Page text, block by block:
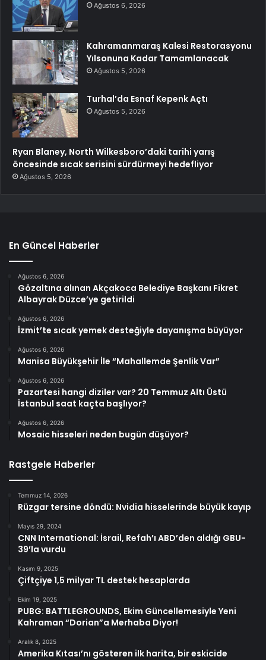
Ağustos 6, 2026
Kahramanmaraş Kalesi Restorasyonu
Yılsonuna Kadar Tamamlanacak
Ağustos 5, 2026
Turhal’da Esnaf Kepenk Açtı
Ağustos 5, 2026
Ryan Blaney, North Wilkesboro’daki tarihi yarış
öncesinde sıcak serisini sürdürmeyi hedefliyor
Ağustos 5, 2026
En Güncel Haberler
Ağustos 6, 2026
Gözaltına alınan Akçakoca Belediye Başkanı Fikret
Albayrak Düzce’ye getirildi
Ağustos 6, 2026
İzmit’te sıcak yemek desteğiyle dayanışma büyüyor
Ağustos 6, 2026
Manisa Büyükşehir İle “Mahallemde Şenlik Var”
Ağustos 6, 2026
Pazartesi hangi diziler var? 20 Temmuz Altı Üstü
İstanbul saat kaçta başlıyor?
Ağustos 6, 2026
Mosaic hisseleri neden bugün düşüyor?
Rastgele Haberler
Temmuz 14, 2026
Rüzgar tersine döndü: Nvidia hisselerinde büyük kayıp
Mayıs 29, 2024
CNN International: İsrail, Refah’ı ABD’den aldığı GBU-
39’la vurdu
Kasım 9, 2025
Çiftçiye 1,5 milyar TL destek hesaplarda
Ekim 19, 2025
PUBG: BATTLEGROUNDS, Ekim Güncellemesiyle Yeni
Kahraman “Dorian”a Merhaba Diyor!
Aralık 8, 2025
Amerika Kıtası’nı gösteren ilk harita, bir eskicide